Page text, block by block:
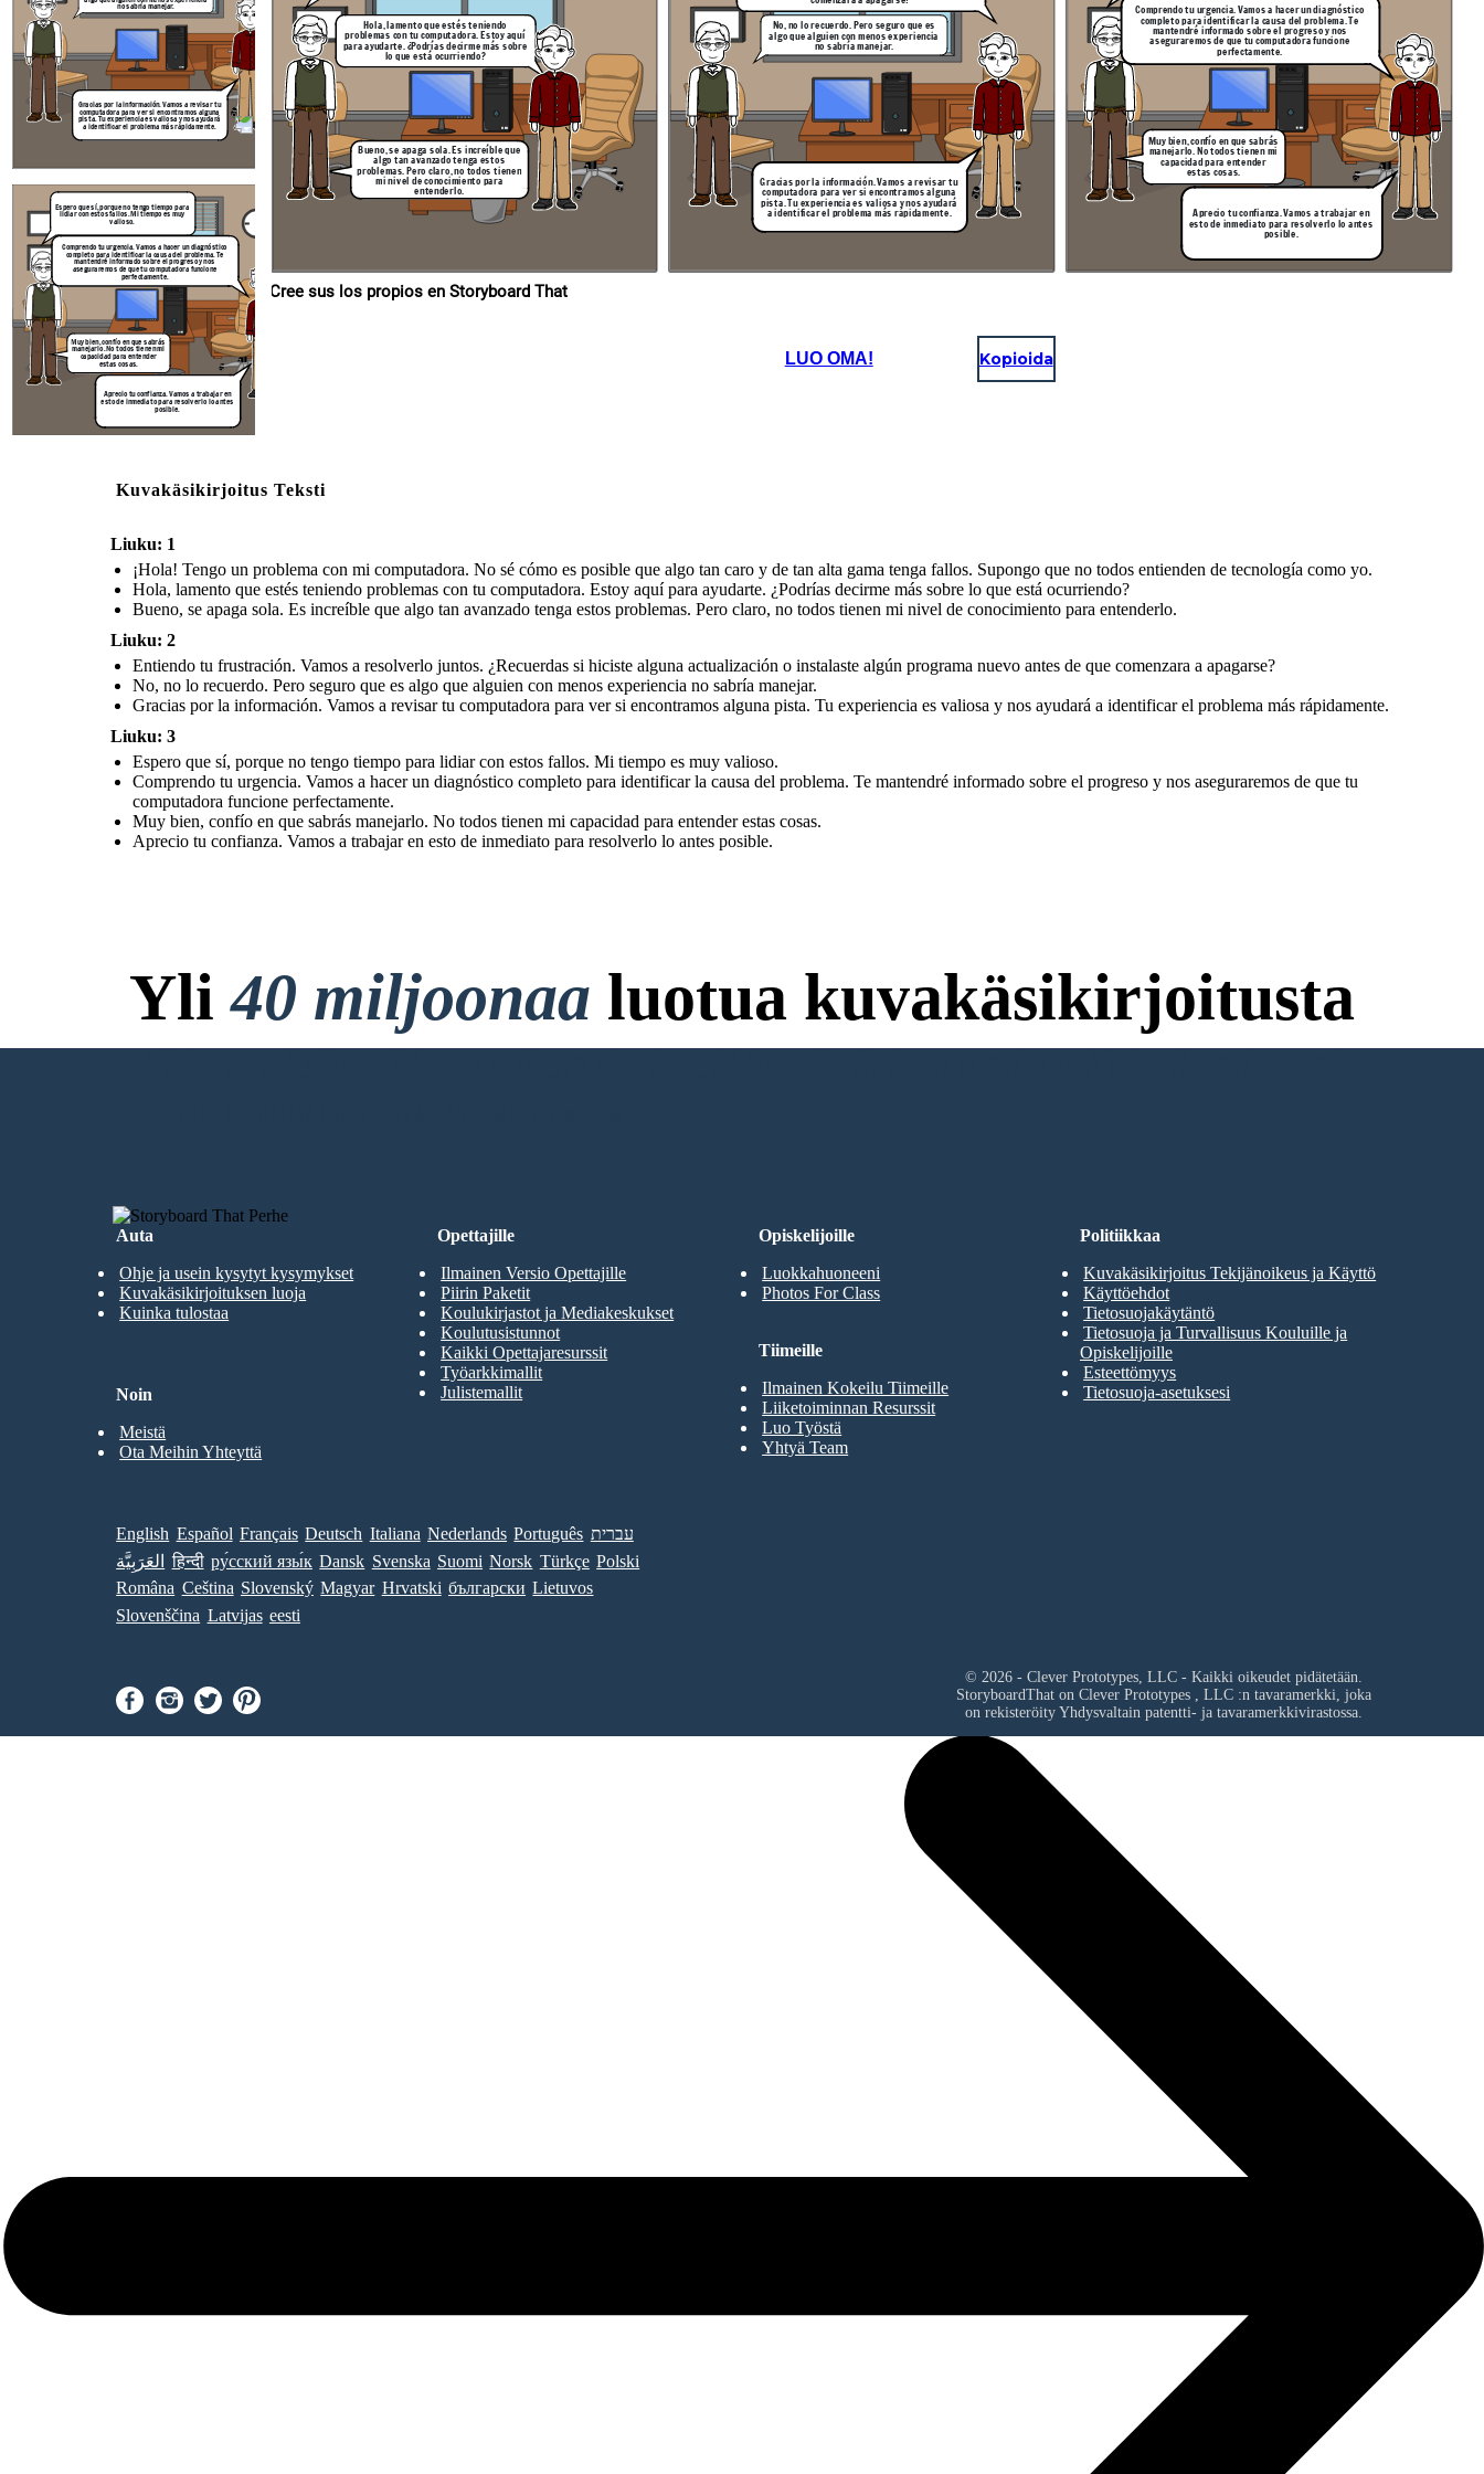
no sabría manejar.
Aprecio tu confianza. Vamos a trabajar en
esto de inmediato para resolverlo lo antes
posible.
Muy bien, confío en que sabrás
manejarlo. No todos tienen mi
capacidad para entender
Gracias por la información. Vamos a revisar tu
computadora para ver si encontramos alguna
pista. Tu experiencia es valiosa y nos ayudará
a identificar el problema más rápidamente.
Aprecio tu confianza. Vamos a trabajar en
esto de inmediato para resolverlo lo antes
posible.
Espero que sí, porque no tengo tiempo para
lidiar con estos fallos. Mi tiempo es muy
valioso.
Comprendo tu urgencia. Vamos a hacer un diagnóstico
completo para identificar la causa del problema. Te
mantendré informado sobre el progreso y nos
aseguraremos de que tu computadora funcione
perfectamente.
Muy bien, confío en que sabrás
manejarlo. No todos tienen mi
capacidad para entender
estas cosas.
Cree sus los propios en Storyboard That
Hola, lamento que estés teniendo
problemas con tu computadora. Estoy aquí
para ayudarte. ¿Podrías decirme más sobre
lo que está ocurriendo?
No, no lo recuerdo. Pero seguro que es
algo que alguien con menos experiencia
no sabría manejar.
Bueno, se apaga sola. Es increíble que
algo tan avanzado tenga estos
problemas. Pero claro, no todos tienen
mi nivel de conocimiento para
entenderlo.
Aprecio tu confianza. Vamos a trabajar en
esto de inmediato para resolverlo lo antes
posible.
Comprendo tu urgencia. Vamos a hacer un diagnóstico
completo para identificar la causa del problema. Te
mantendré informado sobre el progreso y nos
aseguraremos de que tu computadora funcione
perfectamente.
Muy bien, confío en que sabrás
manejarlo. No todos tienen mi
capacidad para entender
estas cosas.
Gracias por la información. Vamos a revisar tu
computadora para ver si encontramos alguna
pista. Tu experiencia es valiosa y nos ayudará
a identificar el problema más rápidamente.
LUO OMA! Kopioida
Kuvakäsikirjoitus Teksti
Liuku: 1
¡Hola! Tengo un problema con mi computadora. No sé cómo es posible que algo tan caro y de tan alta gama tenga fallos. Supongo que no todos entienden de tecnología como yo.
Hola, lamento que estés teniendo problemas con tu computadora. Estoy aquí para ayudarte. ¿Podrías decirme más sobre lo que está ocurriendo?
Bueno, se apaga sola. Es increíble que algo tan avanzado tenga estos problemas. Pero claro, no todos tienen mi nivel de conocimiento para entenderlo.
Liuku: 2
Entiendo tu frustración. Vamos a resolverlo juntos. ¿Recuerdas si hiciste alguna actualización o instalaste algún programa nuevo antes de que comenzara a apagarse?
No, no lo recuerdo. Pero seguro que es algo que alguien con menos experiencia no sabría manejar.
Gracias por la información. Vamos a revisar tu computadora para ver si encontramos alguna pista. Tu experiencia es valiosa y nos ayudará a identificar el problema más rápidamente.
Liuku: 3
Espero que sí, porque no tengo tiempo para lidiar con estos fallos. Mi tiempo es muy valioso.
Comprendo tu urgencia. Vamos a hacer un diagnóstico completo para identificar la causa del problema. Te mantendré informado sobre el progreso y nos aseguraremos de que tu
computadora funcione perfectamente.
Muy bien, confío en que sabrás manejarlo. No todos tienen mi capacidad para entender estas cosas.
Aprecio tu confianza. Vamos a trabajar en esto de inmediato para resolverlo lo antes posible.
Yli40 miljoonaa luotua kuvakäsikirjoitusta
Ei Latauksia, ei Luottokorttia ja ei Vaadi Kirjautumista Kokeilemiseen!
Auta
Ohje ja usein kysytyt kysymykset
Kuvakäsikirjoituksen luoja
Kuinka tulostaa
Opiskelijoille
Luokkahuoneeni
Photos For Class
Opettajille
Ilmainen Versio Opettajille
Piirin Paketit
Koulukirjastot ja Mediakeskukset
Koulutusistunnot
Kaikki Opettajaresurssit
Työarkkimallit
Julistemallit
Tiimeille
Ilmainen Kokeilu Tiimeille
Liiketoiminnan Resurssit
Luo Työstä
Yhtyä Team
Noin
Meistä
Ota Meihin Yhteyttä
Politiikkaa
Kuvakäsikirjoitus Tekijänoikeus ja Käyttö
Käyttöehdot
Tietosuojakäytäntö
Tietosuoja ja Turvallisuus Kouluille ja
Opiskelijoille
Esteettömyys
Tietosuoja-asetuksesi
English Español Français Deutsch Italiana Nederlands Português עברית
العَرَبِيَّة
हिन्दी ру́сский язы́к Dansk Svenska Suomi Norsk Türkçe Polski
Româna Ceština Slovenský Magyar Hrvatski български Lietuvos
Slovenščina Latvijas eesti
© 2026 - Clever Prototypes, LLC - Kaikki oikeudet pidätetään.
StoryboardThat on Clever Prototypes , LLC:n tavaramerkki, joka
on rekisteröity Yhdysvaltain patentti- ja tavaramerkkivirastossa.